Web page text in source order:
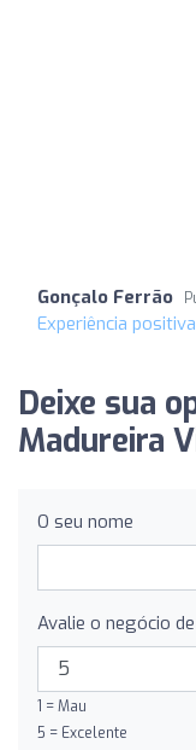
Gonçalo Ferrão
Experiência
Deixe sua
Madureira
O seu nome
Avalie o negócio
1 = Mau
5 = Excelente